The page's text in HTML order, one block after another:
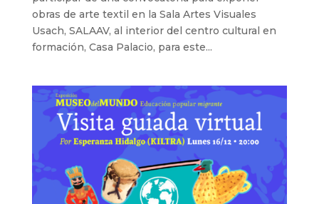
obras de arte textil en la Sala Artes Visuales
Usach, SALAAV, al interior del centro cultural en
formación, Casa Palacio, para este...